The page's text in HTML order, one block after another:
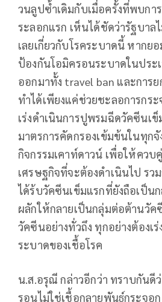
วนลูปซ้ำเดิมกับเมื่อครั้งที่พบกา
ระลอกแรก เห็นได้ชัดว่ารัฐบาลไ
เลยเกี่ยวกับโรคระบาดนี้ หากย
ป้องกันโอมิครอนระบาดในประ
ออกมาทั้ง travel ban และการย
ทำได้เพียงแค่ช่วยชะลอการกระ
เร่งดำเนินการปูพรมฉีดวัคซีนเข็
มาตรการคัดกรองเข้มข้นในทุก
กิจกรรมเคาท์ดาวน์ เพื่อให้ควบ
เศรษฐกิจที่จะต้องดำเนินไป รว
ได้ร้บวัคซีนเข็มแรกที่ยังถือเป็น
ผลักให้กลายเป็นกลุ่มต่อต้านวัค
วัคซีนอย่างทั่วถึง ทุกอย่างต้องเ
ระบาดของเชื้อโรค
น.ส.อรุณี กล่าวอีกว่า ทราบกันดี
รอนไม่ใช่เชื้อกลายพันธุ์กระจอ